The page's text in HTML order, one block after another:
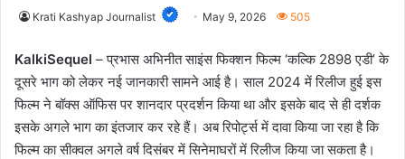
Krati Kashyap Journalist May 9, 2026 505
KalkiSequel – प्रभास अभिनीत साइंस फिक्शन फिल्म ‘कल्कि 2898 एडी’ के
दूसरे भाग को लेकर नई जानकारी सामने आई है। साल 2024 में रिलीज हुई इस
फिल्म ने बॉक्स ऑफिस पर शानदार प्रदर्शन किया था और इसके बाद से ही दर्शक
इसके अगले भाग का इंतजार कर रहे हैं। अब रिपोर्ट्स में दावा किया जा रहा है कि
फिल्म का सीक्वल अगले वर्ष दिसंबर में सिनेमाघरों में रिलीज किया जा सकता है।